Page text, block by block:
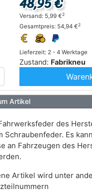
Lieferzeit: 2 - 4 Werktage
Zustand: Fabrikneu
Versand: 5,99 €2
Gesamtpreis: 54,94 €2
Artikel
des
Schraubenfeder. Es kann
an Fahrzeugen des
Artikel wird unter